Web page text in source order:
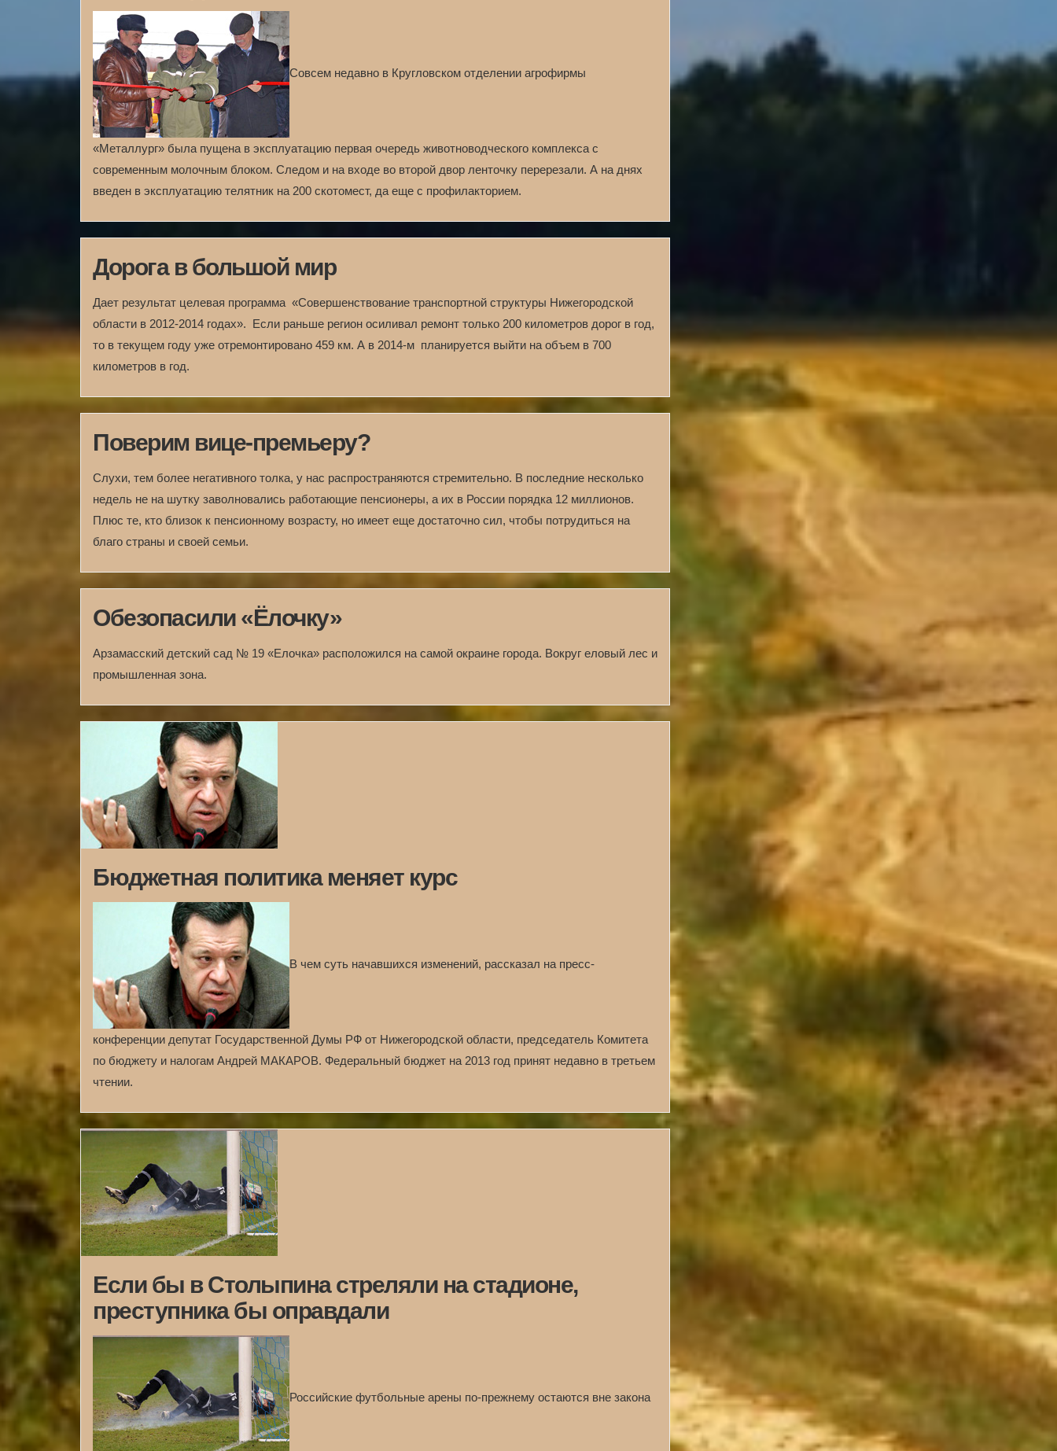
Совсем недавно в Кругловском отделении агрофирмы
«Металлург» была пущена в эксплуатацию первая очередь животноводческого комплекса с
современным молочным блоком. Следом и на входе во второй двор ленточку перерезали. А на днях
введен в эксплуатацию телятник на 200 скотомест, да еще с профилакторием.
Дорога в большой мир
Дает результат целевая программа «Совершенствование транспортной структуры Нижегородской
области в 2012-2014 годах». Если раньше регион осиливал ремонт только 200 километров дорог в год,
то в текущем году уже отремонтировано 459 км. А в 2014-м планируется вый­ти на объем в 700
километров в год.
Поверим вице-премьеру?
Слухи, тем более негативного толка, у нас распространяются стремительно. В последние несколько
недель не на шутку заволновались работающие пенсионеры, а их в России порядка 12 миллионов.
Плюс те, кто близок к пенсионному возрасту, но имеет еще достаточно сил, чтобы потрудиться на
благо страны и своей семьи.
Обезопасили «Ёлочку»
Арзамасский детский сад № 19 «Елочка» расположился на самой окраине города. Вокруг еловый лес и
промышленная зона.
Бюджетная политика меняет курс
В чем суть начавшихся изменений, рассказал на пресс-
конференции депутат Государственной Думы РФ от Нижегородской области, председатель Комитета
по бюджету и налогам Андрей МАКАРОВ. Федеральный бюджет на 2013 год принят недавно в третьем
чтении.
Если бы в Столыпина стреляли на стадионе,
преступника бы оправдали
Российские футбольные арены по-прежнему остаются вне закона